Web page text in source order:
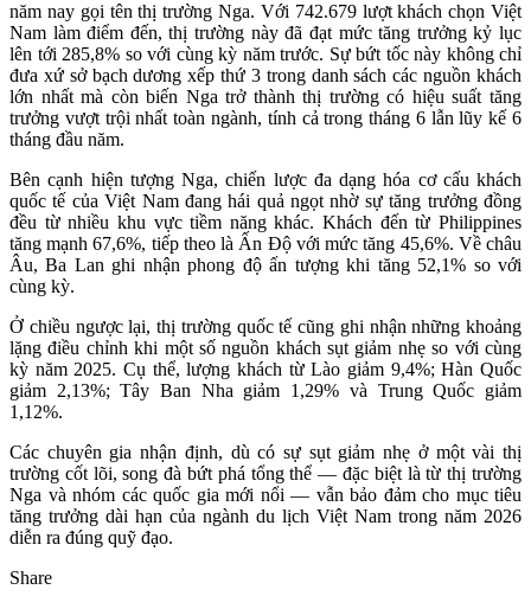
năm nay gọi tên thị trường Nga. Với 742.679 lượt khách chọn Việt
Nam làm điểm đến, thị trường này đã đạt mức tăng trưởng kỷ lục
lên tới 285,8% so với cùng kỳ năm trước. Sự bứt tốc này không chỉ
đưa xứ sở bạch dương xếp thứ 3 trong danh sách các nguồn khách
lớn nhất mà còn biến Nga trở thành thị trường có hiệu suất tăng
trưởng vượt trội nhất toàn ngành, tính cả trong tháng 6 lẫn lũy kế 6
tháng đầu năm.
Bên cạnh hiện tượng Nga, chiến lược đa dạng hóa cơ cấu khách
quốc tế của Việt Nam đang hái quả ngọt nhờ sự tăng trưởng đồng
đều từ nhiều khu vực tiềm năng khác. Khách đến từ Philippines
tăng mạnh 67,6%, tiếp theo là Ấn Độ với mức tăng 45,6%. Về châu
Âu, Ba Lan ghi nhận phong độ ấn tượng khi tăng 52,1% so với
cùng kỳ.
Ở chiều ngược lại, thị trường quốc tế cũng ghi nhận những khoảng
lặng điều chỉnh khi một số nguồn khách sụt giảm nhẹ so với cùng
kỳ năm 2025. Cụ thể, lượng khách từ Lào giảm 9,4%; Hàn Quốc
giảm 2,13%; Tây Ban Nha giảm 1,29% và Trung Quốc giảm
1,12%.
Các chuyên gia nhận định, dù có sự sụt giảm nhẹ ở một vài thị
trường cốt lõi, song đà bứt phá tổng thể — đặc biệt là từ thị trường
Nga và nhóm các quốc gia mới nổi — vẫn bảo đảm cho mục tiêu
tăng trưởng dài hạn của ngành du lịch Việt Nam trong năm 2026
diễn ra đúng quỹ đạo.
Share